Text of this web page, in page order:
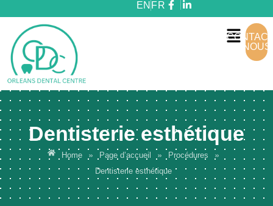
EN FR
NOUS
Dentisterie esthétique
Home » Page d’accueil » Procédures »
Dentisterie esthétique